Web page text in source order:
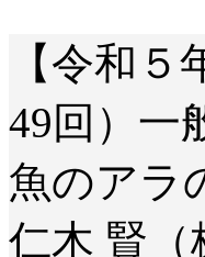
【令和
49回）一
魚のアラ
仁木 賢